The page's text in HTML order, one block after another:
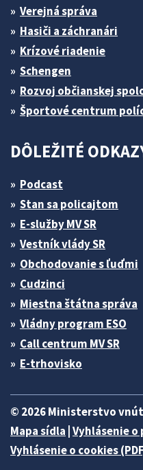
Verejná správa
Hasiči a záchranári
Krízové riadenie
Schengen
Rozvoj občianskej
Športové centrum
DÔLEŽITÉ
Podcast
Stan sa policajtom
E-služby MV SR
Vestník vlády SR
Obchodovanie s ľuďmi
Cudzinci
Miestna štátna správa
Vládny program ESO
Call centrum MV SR
E-trhovisko
© 2026 Ministerstvo
Mapa sídla Vyhlásenie
Vyhlásenie o cookies